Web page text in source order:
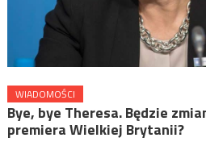
WIADOMOŚCI
Bye, bye Theresa. Będzie
premiera Wielkiej Brytanii?